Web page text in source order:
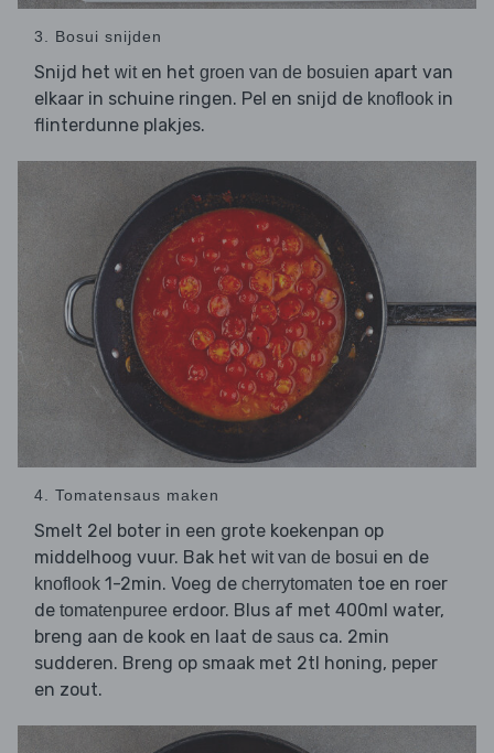
3. Bosui snijden
Snijd het witen het groen van de bosuien apart van
elkaar in schuine ringen. Pel en snijd de knoflook in
flinterdunne plakjes.
4. Tomatensaus maken
Smelt 2el boter in een grote koekenpan op
middelhoog vuur. Bak het wit van de bosui en de
knoflook 1-2min. Voeg de cherrytomaten toe en roer
de tomatenpuree erdoor. Blus af met 400ml water,
breng aan de kook en laat de saus ca. 2min
sudderen. Breng op smaak met 2tl honing, peper
en zout.